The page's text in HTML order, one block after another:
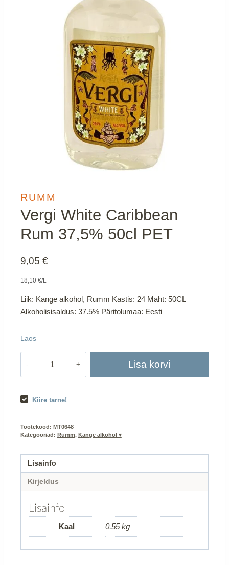
RUMM
Vergi White Caribbean
Rum 37,5% 50cl PET
9,05 €
18,10 €/L
Liik: Kange alkohol, Rumm Kastis: 24 Maht: 50CL
Alkoholisisaldus: 37.5% Päritolumaa: Eesti
Laos
Rum
PET
Lisa korvi
Kiire tarne!
Tootekood: MT0648
Kategooriad: Rumm, Kange alkohol ▾
Lisainfo
Kirjeldus
Lisainfo
Kaal 0,55 kg